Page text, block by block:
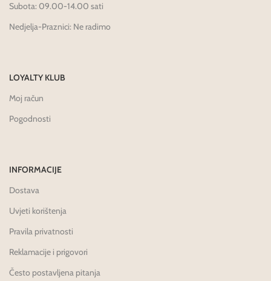
Subota: 09.00-14.00 sati
Nedjelja-Praznici: Ne radimo
LOYALTY KLUB
Moj račun
Pogodnosti
INFORMACIJE
Dostava
Uvjeti korištenja
Pravila privatnosti
Reklamacije i prigovori
Često postavljena pitanja